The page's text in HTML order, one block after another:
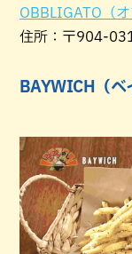
OBBLIGATO（オ
住所：〒904-
BAYWICH（ベ